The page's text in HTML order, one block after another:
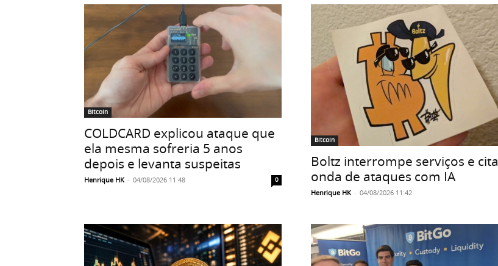
Bitcoin
COLDCARD explicou ataque que
ela mesma sofreria 5 anos
depois e levanta suspeitas
Henrique HK - 04/08/2026 11:48 0
Bitcoin
Boltz interrompe serviços e cita
onda de ataques com IA
Henrique HK - 04/08/2026 11:42